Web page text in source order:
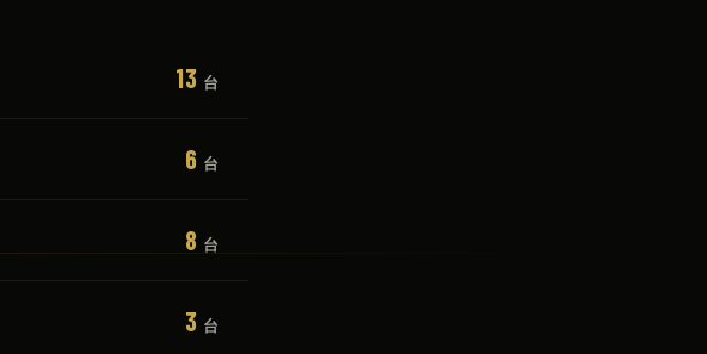
13 台
6 台
8 台
3 台